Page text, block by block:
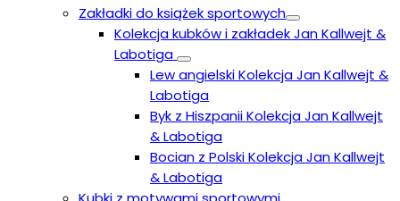
Zakładki do książek sportowych
Kolekcja kubków i zakładek Jan Kallwejt &
Labotiga
Lew angielski Kolekcja Jan Kallwejt &
Labotiga
Byk z Hiszpanii Kolekcja Jan Kallwejt
& Labotiga
Bocian z Polski Kolekcja Jan Kallwejt
& Labotiga